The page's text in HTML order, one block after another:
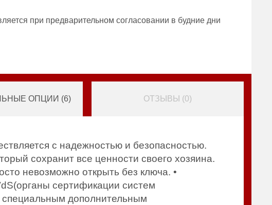
при предварительном согласовании в будние дни
ОПЦИИ (6) ОТЗЫВЫ (0)
с надежностью и безопасностью.
сохранит все ценности своего хозяина.
невозможно открыть без ключа. •
сертификации систем
специальным дополнительным